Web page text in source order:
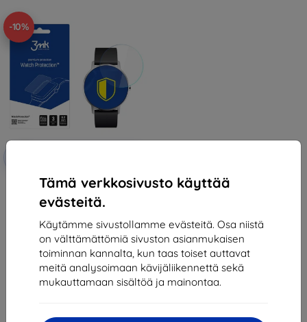
Tämä verkkosivusto käyttää
evästeitä.
Käytämme sivustollamme evästeitä. Osa niistä
on välttämättömiä sivuston asianmukaisen
toiminnan kannalta, kun taas toiset auttavat
meitä analysoimaan kävijäliikennettä sekä
mukauttamaan sisältöä ja mainontaa.
-10%
3MK Folia ARC Withings Steel HR
36mm Watch Fullscreen Folia
12,90 €
11,61 €
Varastossa > 5 kpl